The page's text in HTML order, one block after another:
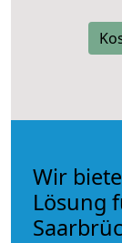
Wir
Lösung